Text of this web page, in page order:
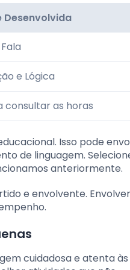
Desenvolvida
e Lógica
consultar as horas
Isso pode
de linguagem.
anteriormente.
e envolvente.
cuidadosa e atenta às